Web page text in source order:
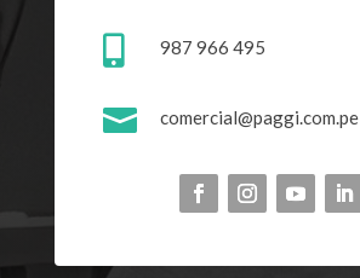
 987 966 495
 comercial@paggi.com.pe